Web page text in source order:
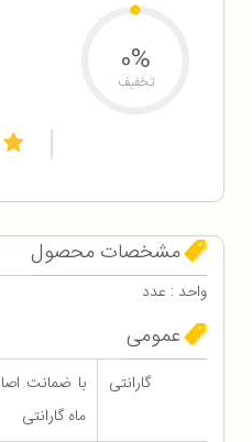
0%
تخفیف
مشخصات محصول
واحد : عدد
عمومی
گارانتی
ماه گارانتی